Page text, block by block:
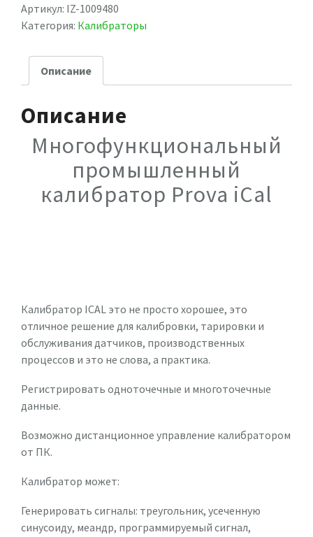
Артикул: IZ-1009480
Категория: Калибраторы
Описание
Описание
Многофункциональный
промышленный
калибратор Prova iCal
Калибратор ICAL это не просто хорошее, это
отличное решение для калибровки, тарировки и
обслуживания датчиков, производственных
процессов и это не слова, а практика.
Регистрировать одноточечные и многоточечные
данные.
Возможно дистанционное управление калибратором
от ПК.
Калибратор может:
Генерировать сигналы: треугольник, усеченную
синусоиду, меандр, программируемый сигнал,